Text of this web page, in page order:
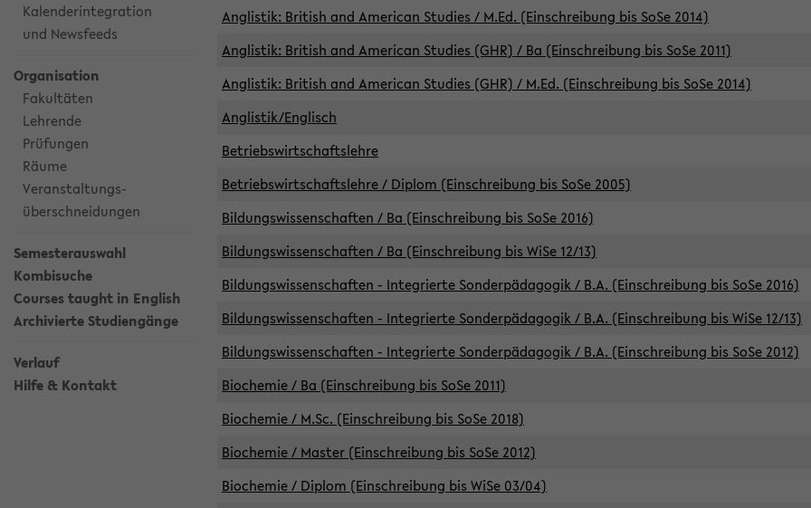
Kalenderintegration
und Newsfeeds
Organisation
Fakultäten
Lehrende
Prüfungen
Räume
Veranstaltungs-
überschneidungen
Semesterauswahl
Kombisuche
Courses taught in English
Archivierte Studiengänge
Verlauf
Hilfe & Kontakt
Anglistik: British and American Studies / M.Ed. (Einschreibung bis SoSe 2014)
Anglistik: British and American Studies (GHR) / Ba (Einschreibung bis SoSe 2011)
Anglistik: British and American Studies (GHR) / M.Ed. (Einschreibung bis SoSe 2014)
Anglistik/Englisch
Betriebswirtschaftslehre
Betriebswirtschaftslehre / Diplom (Einschreibung bis SoSe 2005)
Bildungswissenschaften / Ba (Einschreibung bis SoSe 2016)
Bildungswissenschaften / Ba (Einschreibung bis WiSe 12/13)
Bildungswissenschaften - Integrierte Sonderpädagogik / B.A. (Einschreibung bis SoSe 2016)
Bildungswissenschaften - Integrierte Sonderpädagogik / B.A. (Einschreibung bis WiSe 12/13)
Bildungswissenschaften - Integrierte Sonderpädagogik / B.A. (Einschreibung bis SoSe 2012)
Biochemie / Ba (Einschreibung bis SoSe 2011)
Biochemie / M.Sc. (Einschreibung bis SoSe 2018)
Biochemie / Master (Einschreibung bis SoSe 2012)
Biochemie / Diplom (Einschreibung bis WiSe 03/04)